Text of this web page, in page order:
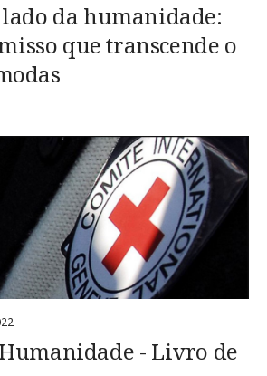
lado da humanidade:
que transcende o
- Livro de